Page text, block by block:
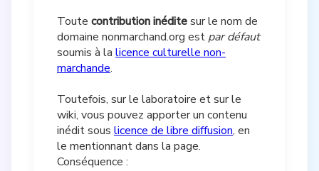
Toute contribution inéditesur le nom de
domaine nonmarchand.org est par défaut
soumis à la licence culturelle non-
marchande.
Toutefois, sur le laboratoire et sur le
wiki, vous pouvez apporter un contenu
inédit sous licence de libre diffusion, en
le mentionnant dans la page.
Conséquence :